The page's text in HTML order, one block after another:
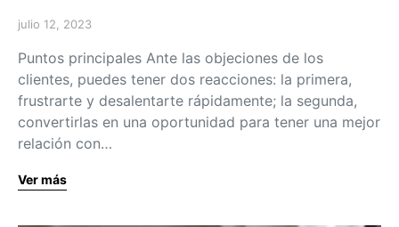
julio 12, 2023
Puntos principales Ante las objeciones de los
clientes, puedes tener dos reacciones: la primera,
frustrarte y desalentarte rápidamente; la segunda,
convertirlas en una oportunidad para tener una mejor
relación con…
Ver más